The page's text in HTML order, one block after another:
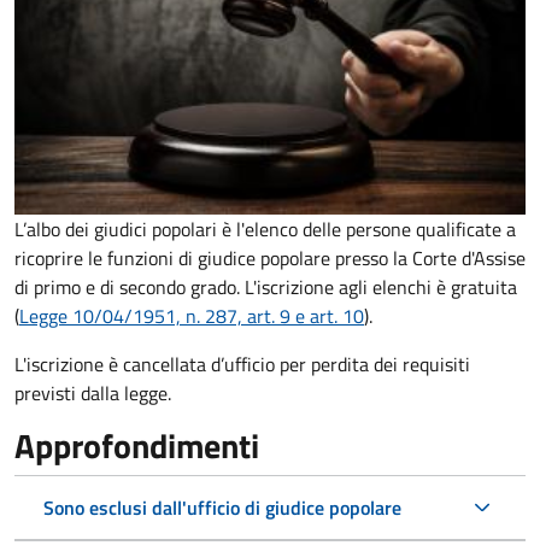
L’albo dei giudici popolari è l'elenco delle persone qualificate a
ricoprire le funzioni di giudice popolare presso la Corte d'Assise
di primo e di secondo grado. L'iscrizione agli elenchi è gratuita
(Legge 10/04/1951, n. 287, art. 9 e art. 10).
L'iscrizione è cancellata d’ufficio per perdita dei requisiti
previsti dalla legge.
Approfondimenti
Sono esclusi dall'ufficio di giudice popolare